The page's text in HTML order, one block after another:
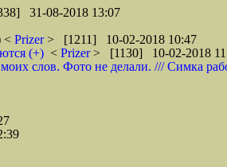
31-08-2018 13:07
< Prizer> [1211] 10-02-2018 10:47
(+) < Prizer> [1130] 10-02-2018
слов. Фото не делали. /// Симка